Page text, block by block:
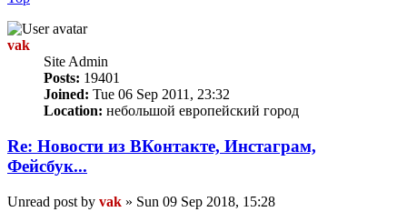
vak
Site Admin
Posts: 19401
Joined: Tue 06 Sep 2011, 23:32
Location: небольшой европейский город
Re: Новости из ВКонтакте, Инстаграм,
Фейсбук...
Unread post by vak » Sun 09 Sep 2018, 15:28